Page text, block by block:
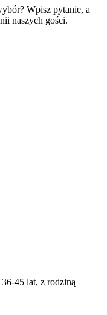
Wpisz pytanie, a
naszych gości.
36-45 lat, z rodziną